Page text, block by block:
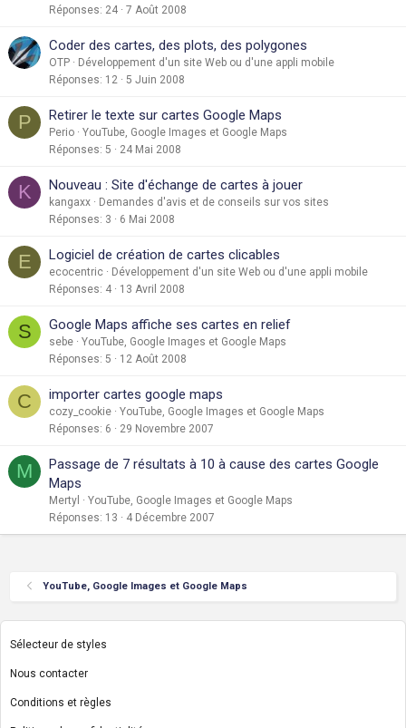
Réponses 24 7 Août 2008
Coder des cartes, des plots, des polygones
OTP
Développement d'un site Web ou d'une appli mobile
Réponses 12 5 Juin 2008
P Retirer le texte sur cartes Google Maps
Perio
YouTube, Google Images et Google Maps
Réponses 5 24 Mai 2008
K Nouveau : Site d'échange de cartes à jouer
kangaxx
Demandes d'avis et de conseils sur vos sites
Réponses 3 6 Mai 2008
E Logiciel de création de cartes clicables
ecocentric
Développement d'un site Web ou d'une appli mobile
Réponses 4 13 Avril 2008
S Google Maps affiche ses cartes en relief
sebe
YouTube, Google Images et Google Maps
Réponses 5 12 Août 2008
C importer cartes google maps
cozy_cookie
YouTube, Google Images et Google Maps
Réponses 6 29 Novembre 2007
M
Passage de 7 résultats à 10 à cause des cartes Google
Maps
Mertyl
YouTube, Google Images et Google Maps
Réponses 13 4 Décembre 2007
YouTube, Google Images et Google Maps
Sélecteur de styles
Nous contacter
Conditions et règles